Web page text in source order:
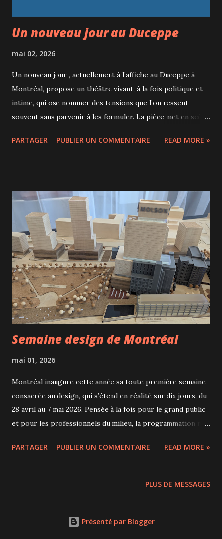
Un nouveau jour au Duceppe
mai 02, 2026
Un nouveau jour , actuellement à l’affiche au Duceppe à
Montréal, propose un théâtre vivant, à la fois politique et
intime, qui ose nommer des tensions que l’on ressent
souvent sans parvenir à les formuler. La pièce met en scène
de leur trajectoire personnelle et collective. Le Québec est
tantôt feutrés, elle explore les notions d’appartenance, de
langue, de mémoire et d’héritage. Comment conjuguer ce
que nous avons été, ce que l’on attend de nous et ce que
nous souhaitons devenir ? Née d’un désir clair de
questionner l’identité québécoise contemporaine sans la
figer ni l’idéaliser, Un nouveau jour a d’abord connu un
parcours remarqué avant son arrivée à Montréal. Saluée
pour son audace et sa finesse, la pièce a retenu l’attention
précisément parce qu’elle refu...
PARTAGER PUBLIER UN COMMENTAIRE READ MORE »
Semaine design de Montréal
mai 01, 2026
Montréal inaugure cette année sa toute première semaine
consacrée au design, qui s’étend en réalité sur dix jours, du
28 avril au 7 mai 2026. Pensée à la fois pour le grand public
et pour les professionnels du milieu, la programmation met
l’architecture à l’objet, en passant par le graphisme et les
Le rôle de porte-parole a été confié à Pierre Lapointe,
PARTAGER PUBLIER UN COMMENTAIRE READ MORE »
PLUS DE MESSAGES
Présenté par Blogger